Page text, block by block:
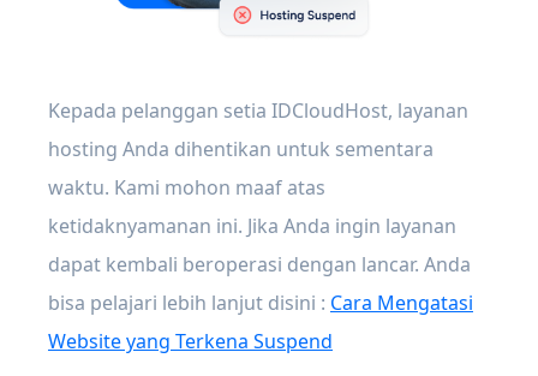
Kepada pelanggan setia IDCloudHost, layanan
hosting Anda dihentikan untuk sementara
waktu. Kami mohon maaf atas
ketidaknyamanan ini. Jika Anda ingin layanan
dapat kembali beroperasi dengan lancar. Anda
bisa pelajari lebih lanjut disini : Cara Mengatasi
Website yang Terkena Suspend